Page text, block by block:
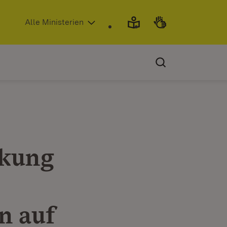
in neuem Fenster)
Alle Ministerien
auf